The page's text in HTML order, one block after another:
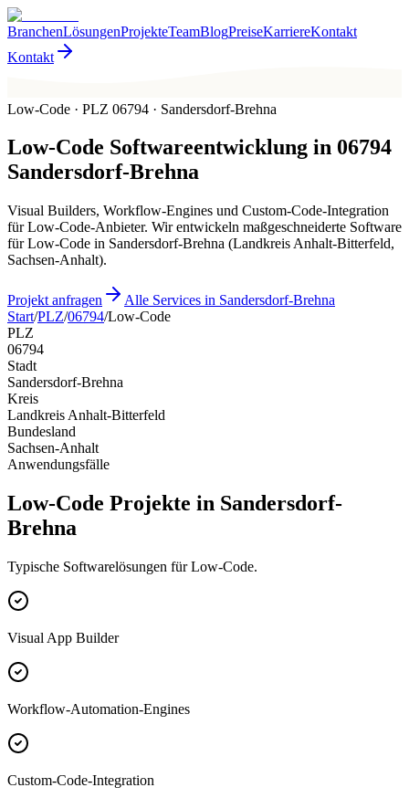
BranchenLösungenProjekteTeamBlogPreiseKarriereKontakt
Kontakt
Low-Code · PLZ 06794 · Sandersdorf-Brehna
Low-Code Softwareentwicklung in 06794
Sandersdorf-Brehna
Visual Builders, Workflow-Engines und Custom-Code-Integration
für Low-Code-Anbieter. Wir entwickeln maßgeschneiderte Software
für Low-Code in Sandersdorf-Brehna (Landkreis Anhalt-Bitterfeld,
Sachsen-Anhalt).
Projekt anfragen
Alle Services in Sandersdorf-Brehna
Start/PLZ/06794/Low-Code
PLZ
06794
Stadt
Sandersdorf-Brehna
Kreis
Landkreis Anhalt-Bitterfeld
Bundesland
Sachsen-Anhalt
Anwendungsfälle
Low-Code Projekte in Sandersdorf-
Brehna
Typische Softwarelösungen für Low-Code.
Visual App Builder
Workflow-Automation-Engines
Custom-Code-Integration